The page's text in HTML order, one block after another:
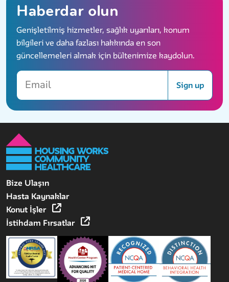
Haberdar olun
Genişletilmiş hizmetler, sağlık uyarıları, konum
bilgileri ve daha fazlası hakkında en son
güncellemeleri almak için bültenimize kaydolun.
Email
Sign up
Bize Ulaşın
Hasta Kaynaklar
Konut İşler
İstihdam Fırsatlar